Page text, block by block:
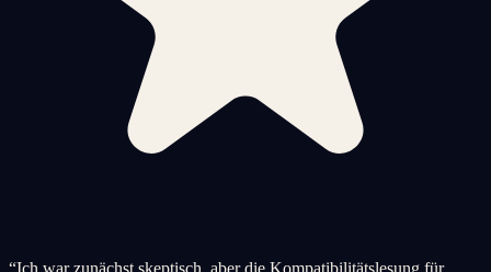
“Ich war zunächst skeptisch, aber die Kompatibilitätslesung für